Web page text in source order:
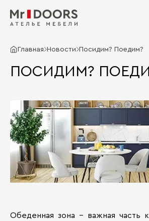
Главная Новости Посидим? Поедим?
ПОСИДИМ?
Обеденная зона - важная часть